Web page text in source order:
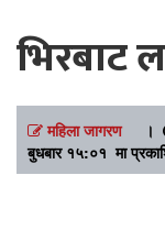
भिरबाट
महिला जागरण।
बुधबार १५:०१ मा